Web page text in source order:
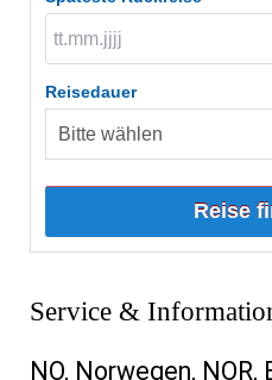
Reisedauer
Reise
Service &
NO, Norwegen, NOR,